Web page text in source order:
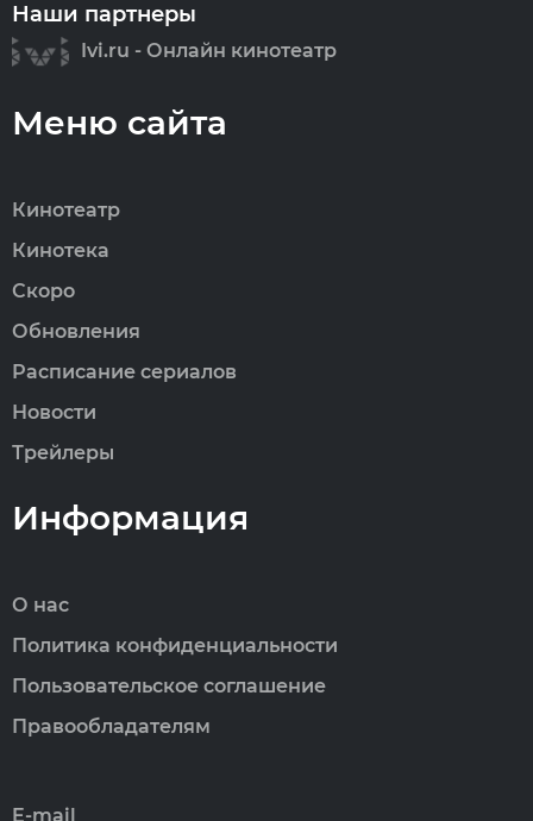
Наши партнеры
Ivi.ru - Онлайн кинотеатр
Меню сайта
Кинотеатр
Кинотека
Скоро
Обновления
Расписание сериалов
Новости
Трейлеры
Информация
О нас
Политика конфиденциальности
Пользовательское соглашение
Правообладателям
E-mail